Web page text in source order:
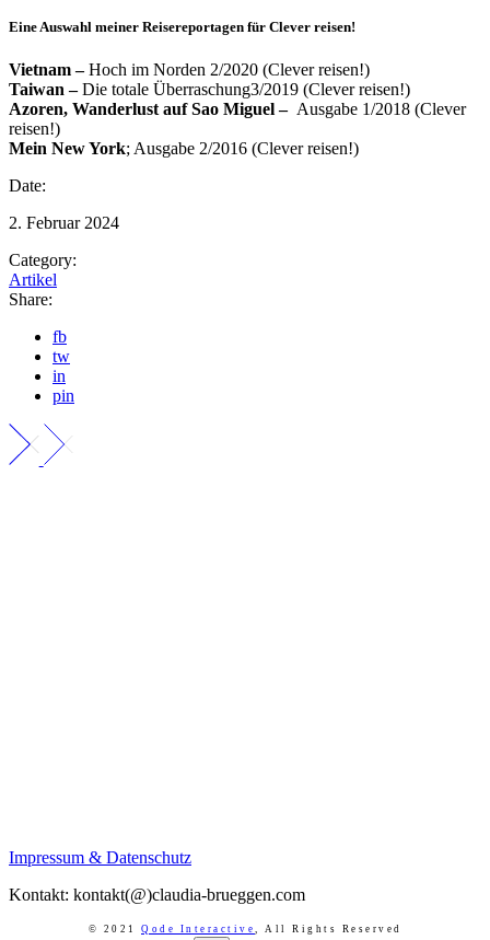
Eine Auswahl meiner Reisereportagen für Clever reisen!
Vietnam –Hoch im Norden 2/2020 (Clever reisen!)
Taiwan –Die totale Überraschung3/2019 (Clever reisen!)
Azoren, Wanderlust auf Sao Miguel – Ausgabe 1/2018 (Clever
reisen!)
Mein New York; Ausgabe 2/2016 (Clever reisen!)
Date:
2. Februar 2024
Category:
Artikel
Share:
fb
tw
in
pin
Impressum & Datenschutz
Kontakt: kontakt(@)claudia-brueggen.com
© 2021 Qode Interactive , All Rights Reserved